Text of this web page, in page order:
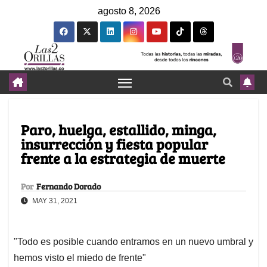
agosto 8, 2026
Paro, huelga, estallido, minga,
insurrección y fiesta popular
frente a la estrategia de muerte
Por Fernando Dorado
MAY 31, 2021
"Todo es posible cuando entramos en un nuevo umbral y
hemos visto el miedo de frente"